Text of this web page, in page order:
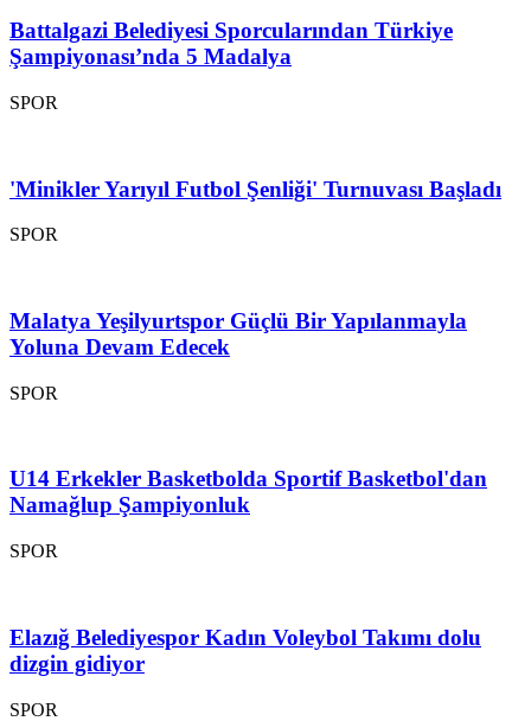
Battalgazi Belediyesi Sporcularından Türkiye
Şampiyonası’nda 5 Madalya
SPOR
'Minikler Yarıyıl Futbol Şenliği' Turnuvası Başladı
SPOR
Malatya Yeşilyurtspor Güçlü Bir Yapılanmayla
Yoluna Devam Edecek
SPOR
U14 Erkekler Basketbolda Sportif Basketbol'dan
Namağlup Şampiyonluk
SPOR
Elazığ Belediyespor Kadın Voleybol Takımı dolu
dizgin gidiyor
SPOR